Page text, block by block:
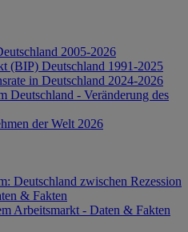
2005-2026
(BIP) Deutschland 1991-2025
in Deutschland 2024-2026
Deutschland - Veränderung des
der Welt 2026
Deutschland zwischen Rezession
& Fakten
Arbeitsmarkt - Daten & Fakten